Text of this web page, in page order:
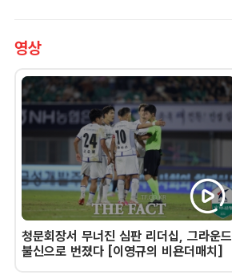
영상
청문회장서 무너진 심판 리더십, 그라운드
불신으로 번졌다 [이영규의 비욘더매치]